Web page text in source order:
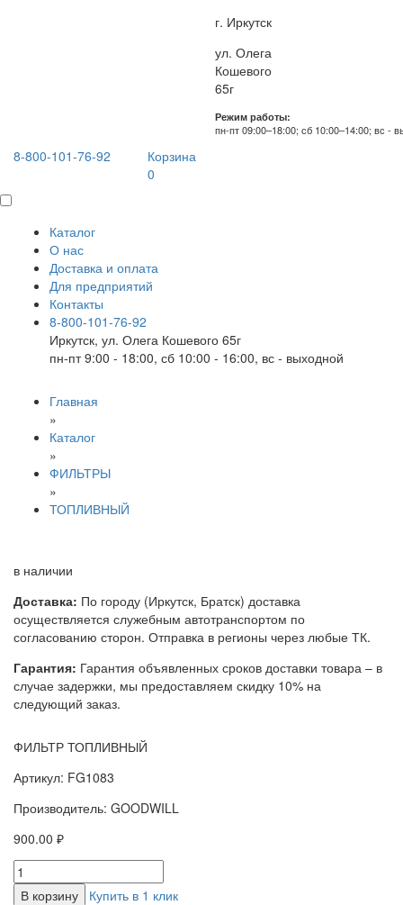
г. Иркутск
ул. Олега
Кошевого
65г
Режим работы:
пн-пт 09:00–18:00; сб 10:00–14:00; вс -
8-800-101-76-92
Корзина
0
Каталог
О нас
Доставка и оплата
Для предприятий
Контакты
8-800-101-76-92
Иркутск, ул. Олега Кошевого 65г
пн-пт 9:00 - 18:00, сб 10:00 - 16:00, вс - выходной
Главная
»
Каталог
»
ФИЛЬТРЫ
»
ТОПЛИВНЫЙ
в наличии
Доставка: По городу (Иркутск, Братск) доставка
осуществляется служебным автотранспортом по
согласованию сторон. Отправка в регионы через любые ТК.
Гарантия: Гарантия объявленных сроков доставки товара – в
случае задержки, мы предоставляем скидку 10% на
следующий заказ.
ФИЛЬТР ТОПЛИВНЫЙ
Артикул: FG1083
Производитель: GOODWILL
900.00 ₽
В корзину Купить в 1 клик